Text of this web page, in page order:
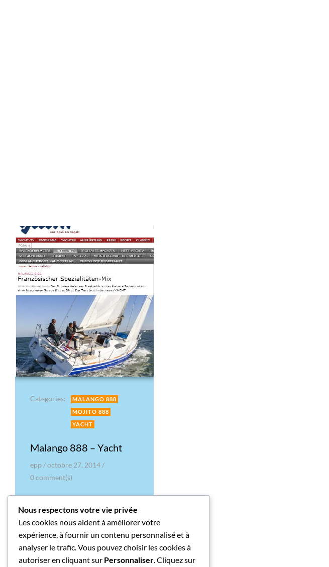
Categories:
MALANGO 888
MOJITO 888
YACHT
Malango 888 – Yacht
epp /octobre 27, 2014 /
0comment(s)
2014 du magazine allemand
« Yacht » consacre 4 pages au
Malango 888. Vous pouvez
aussi consulter (suite…)
Nous respectons votre vie privée
Les cookies nous aident à améliorer votre
expérience, à fournir un contenu personnalisé et à
analyser le trafic. Vous pouvez choisir les cookies à
autoriser en cliquant sur Personnaliser. Cliquez sur